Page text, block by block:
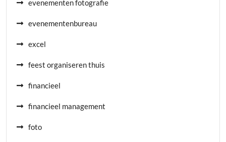
evenementen fotografie
evenementenbureau
excel
feest organiseren thuis
financieel
financieel management
foto